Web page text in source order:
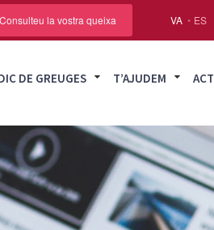
VA ES
Consulteu la vostra queixa
DE GREUGES T’AJUDEM